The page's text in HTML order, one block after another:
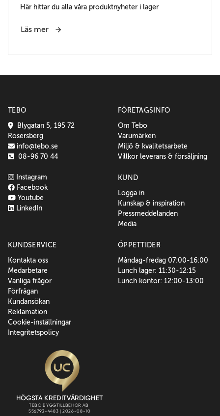
Här hittar du alla våra produktnyheter i lager
Läs mer
TEBO
Blygatan 5, 195 72
Rosersberg
info@tebo.se
08-96 70 44
Instagram
Facebook
Youtube
LinkedIn
FÖRETAGSINFO
Om Tebo
Varumärken
Miljö & kvalitetsarbete
Villkor leverans & försäljning
KUND
Logga in
Kunskap & inspiration
Pressmeddelanden
Media
KUNDSERVICE
Kontakta oss
Medarbetare
Vanliga frågor
Förfrågan
Kundansökan
Reklamation
Cookie-inställningar
Integritetspolicy
ÖPPETTIDER
Måndag-fredag 07:00-16:00
Lunch lager: 11:30-12:15
Lunch kontor: 12:00-13:00